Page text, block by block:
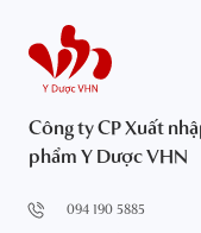
Công ty CP Xuất
phẩm Y Dược VHN
094 190 5885